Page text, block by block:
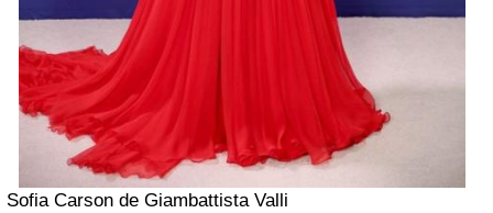
Sofia Carson de Giambattista Valli